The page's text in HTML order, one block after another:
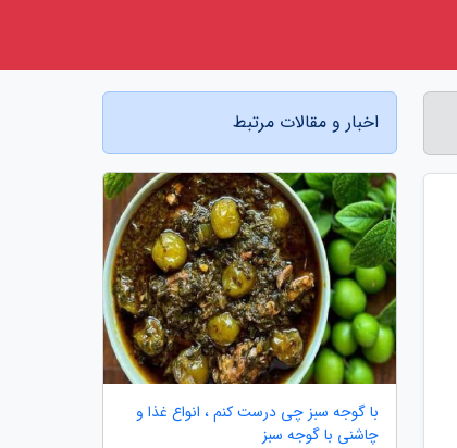
اخبار و مقالات مرتبط
با گوجه سبز چی درست کنم ، انواع غذا و
چاشنی با گوجه سبز